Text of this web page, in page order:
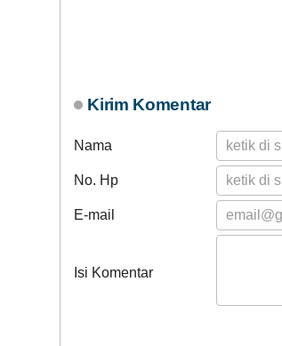
Kirim Komentar
Nama
No. Hp
E-mail
Isi Komentar